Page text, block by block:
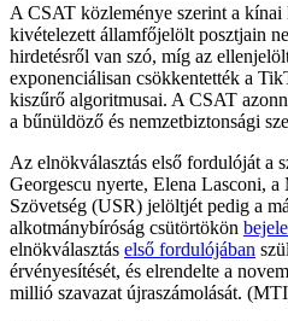
A CSAT közleménye szerint a kínai
kivételezett államfőjelölt posztjain
hirdetésről van szó, míg az
exponenciálisan csökkentették a
kiszűrő algoritmusai. A CSAT
a bűnüldöző és nemzetbiztonsági
Az elnökválasztás első fordulóját a
Georgescu nyerte, Elena Lasconi,
Szövetség (USR) jelöltjét pedig a
alkotmánybíróság csütörtökön
elnökválasztás első fordulójában
érvényesítését, és elrendelte a
millió szavazat újraszámolását.